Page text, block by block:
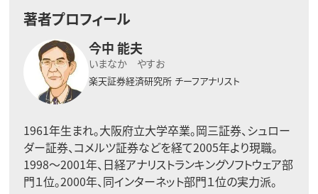
著者プロフィール
今中 能夫
いまなか やすお
楽天証券経済研究所 チーフアナリスト
1961年生まれ。大阪府立大学卒業。岡三証券、シュロー
ダー証券、コメルツ証券などを経て2005年より現職。
1998〜2001年、日経アナリストランキングソフトウェア部
門１位。2000年、同インターネット部門１位の実力派。